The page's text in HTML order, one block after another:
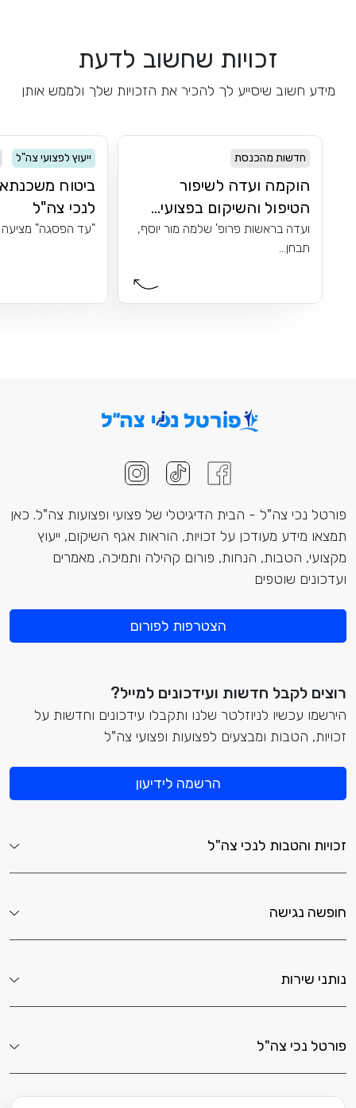
זכויות שחשוב לדעת
מידע חשוב שיסייע לך להכיר את הזכויות שלך ולממש אותן
חדשות מהכנסת
הוקמה ועדה לשיפור
הטיפול והשיקום בפצועי...
ועדה בראשות פרופ' שלמה מור יוסף,
תבחן...
ייעוץ לפצועי צה"ל
ביטוח
לנכי צה"ל
"עד הפסגה" מציעה
פורטל נכי צה"ל - הבית הדיגיטלי של פצועי ופצועות צה"ל. כאן
תמצאו מידע מעודכן על זכויות, הוראות אגף השיקום, ייעוץ
מקצועי, הטבות, הנחות, פורום קהילה ותמיכה, מאמרים
ועדכונים שוטפים
הצטרפות לפורום
רוצים לקבל חדשות ועידכונים למייל?
הירשמו עכשיו לניוזלטר שלנו ותקבלו עידכונים וחדשות על
זכויות, הטבות ומבצעים לפצועות ופצועי צה"ל
הרשמה לידיעון
זכויות והטבות לנכי צה"ל
חופשה נגישה
נותני שירות
פורטל נכי צה"ל